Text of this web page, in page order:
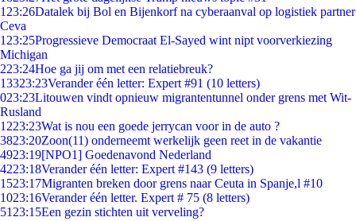
1 23:26Datalek bij Bol en Bijenkorf na cyberaanval op logistiek partner
Ceva
1 23:25Progressieve Democraat El-Sayed wint nipt voorverkiezing
Michigan
223:24Hoe ga jij om met een relatiebreuk?
13323:23Verander één letter: Expert #91 (10 letters)
023:23Litouwen vindt opnieuw migrantentunnel onder grens met Wit-
Rusland
1223:23Wat is nou een goede jerrycan voor in de auto ?
3823:20Zoon(11) onderneemt werkelijk geen reet in de vakantie
4923:19[NPO1] Goedenavond Nederland
4223:18Verander één letter: Expert #143 (9 letters)
1523:17Migranten breken door grens naar Ceuta in Spanje,l #10
1023:16Verander één letter. Expert # 75 (8 letters)
51 23:15Een gezin stichten uit verveling?